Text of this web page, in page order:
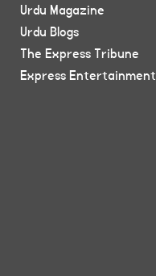
Urdu Magazine
Urdu Blogs
The Express Tribune
Express Entertainment